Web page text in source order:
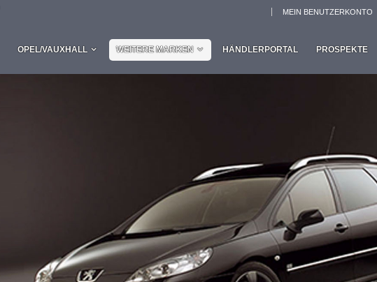
MEIN BENUTZERKONTO
OPEL/VAUXHALL WEITERE MARKEN HÄNDLERPORTAL PROSPEKTE